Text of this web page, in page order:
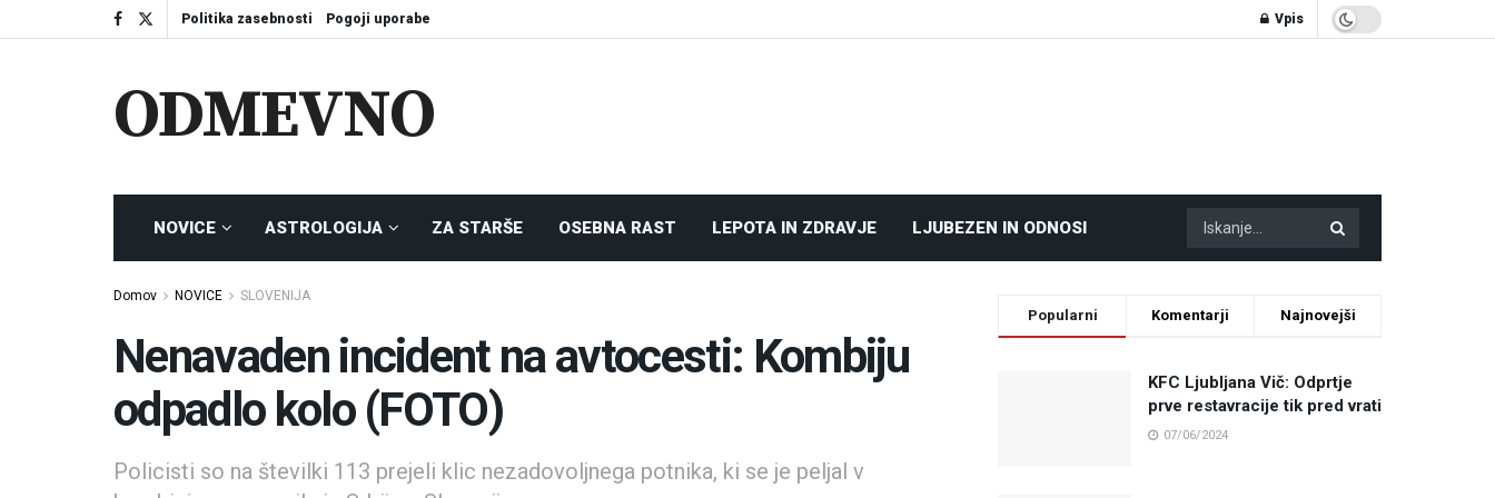
Politika zasebnosti Pogoji uporabe Vpis
ODMEVNO
NOVICE ASTROLOGIJA ZA STARŠE OSEBNA RAST LEPOTA IN ZDRAVJE LJUBEZEN IN ODNOSI
Domov NOVICE SLOVENIJA
Nenavaden incident na avtocesti: Kombiju
odpadlo kolo (FOTO)
Policisti so na številki 113 prejeli klic nezadovoljnega potnika, ki se je peljal v
Popularni Komentarji Najnovejši
KFC Ljubljana Vič: Odprtje
prve restavracije tik pred vrati
07/06/2024